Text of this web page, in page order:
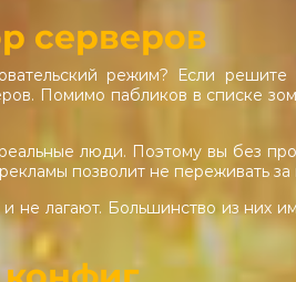
серверов
режим? Если
Помимо пабликов в списке
люди. Поэтому вы без
позволит не переживать
не лагают. Большинство из них